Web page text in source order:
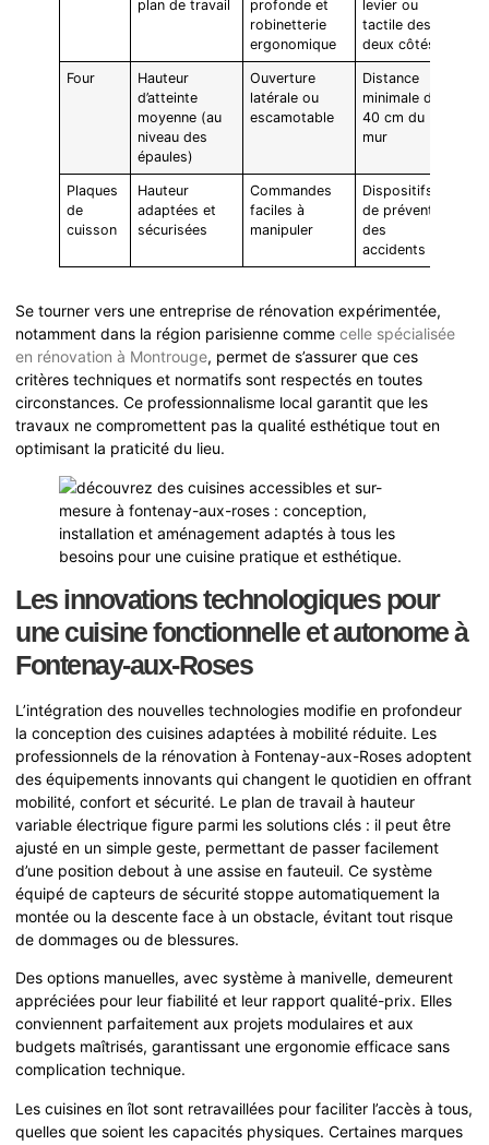
plan de travail
profonde et
robinetterie
ergonomique
levier ou
tactile des
deux côtés
Four
Hauteur
d’atteinte
moyenne (au
niveau des
épaules)
Ouverture
latérale ou
escamotable
Distance
minimale de
40 cm du
mur
Plaques
de
cuisson
Hauteur
adaptées et
sécurisées
Commandes
faciles à
manipuler
Dispositifs
de prévention
des
accidents
Se tourner vers une entreprise de rénovation expérimentée,
notamment dans la région parisienne comme celle spécialisée
en rénovation à Montrouge, permet de s’assurer que ces
critères techniques et normatifs sont respectés en toutes
circonstances. Ce professionnalisme local garantit que les
travaux ne compromettent pas la qualité esthétique tout en
optimisant la praticité du lieu.
Les innovations technologiques pour
une cuisine fonctionnelle et autonome à
Fontenay-aux-Roses
L’intégration des nouvelles technologies modifie en profondeur
la conception des cuisines adaptées à mobilité réduite. Les
professionnels de la rénovation à Fontenay-aux-Roses adoptent
des équipements innovants qui changent le quotidien en offrant
mobilité, confort et sécurité. Le plan de travail à hauteur
variable électrique figure parmi les solutions clés : il peut être
ajusté en un simple geste, permettant de passer facilement
d’une position debout à une assise en fauteuil. Ce système
équipé de capteurs de sécurité stoppe automatiquement la
montée ou la descente face à un obstacle, évitant tout risque
de dommages ou de blessures.
Des options manuelles, avec système à manivelle, demeurent
appréciées pour leur fiabilité et leur rapport qualité-prix. Elles
conviennent parfaitement aux projets modulaires et aux
budgets maîtrisés, garantissant une ergonomie efficace sans
complication technique.
Les cuisines en îlot sont retravaillées pour faciliter l’accès à tous,
quelles que soient les capacités physiques. Certaines marques